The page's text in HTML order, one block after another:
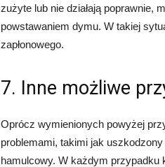
zużyte lub nie działają poprawnie,
powstawaniem dymu. W takiej
zapłonowego.
7. Inne możliwe
Oprócz wymienionych powyżej
problemami, takimi jak
hamulcowy. W każdym przypadku